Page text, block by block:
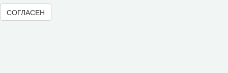
СОГЛАСЕН
© 2000-2026 Вологодский научный центр Российской
академии наук